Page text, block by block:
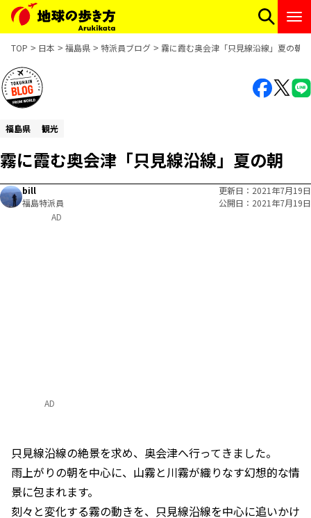
TOP 日本 福島県 特派員ブログ 霧に霞む奥会津「只見線沿線」夏の朝
福島県 観光
霧に霞む奥会津「只見線沿線」夏の朝
bill
福島特派員
更新日
2021年7月19日
公開日
2021年7月19日
AD
只見線沿線の絶景を求め、奥会津へ行ってきました。
雨上がりの朝を中心に、山霧と川霧が織りなす幻想的な情
景に包まれます。
刻々と変化する霧の動きを、只見線沿線を中心に追いかけ
AD